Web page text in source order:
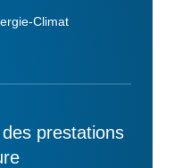
Climat
prestations